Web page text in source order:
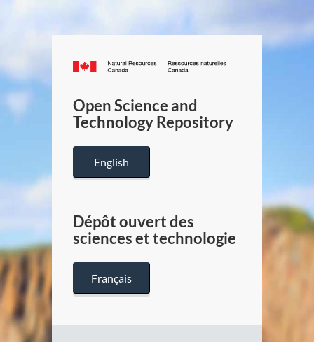
Canada.ca
/
Canada
Open Science and
Technology Repository
English
Dépôt ouvert des
sciences et technologie
Français